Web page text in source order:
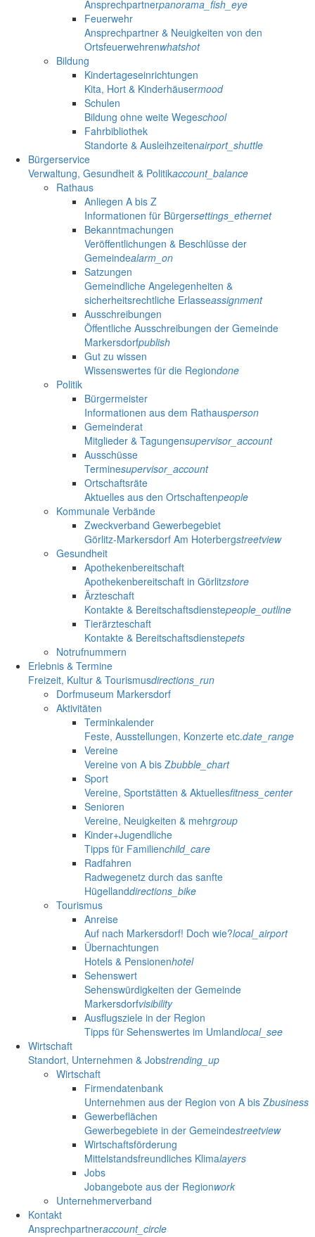
Ansprechpartnerpanorama_fish_eye
Feuerwehr
Ansprechpartner & Neuigkeiten von den
Ortsfeuerwehrenwhatshot
Bildung
Kindertageseinrichtungen
Kita, Hort & Kinderhäusermood
Schulen
Bildung ohne weite Wegeschool
Fahrbibliothek
Standorte & Ausleihzeitenairport_shuttle
Bürgerservice
Verwaltung, Gesundheit & Politikaccount_balance
Rathaus
Anliegen A bis Z
Informationen für Bürgersettings_ethernet
Bekanntmachungen
Veröffentlichungen & Beschlüsse der
Gemeindealarm_on
Satzungen
Gemeindliche Angelegenheiten &
sicherheitsrechtliche Erlasseassignment
Ausschreibungen
Öffentliche Ausschreibungen der Gemeinde
Markersdorfpublish
Gut zu wissen
Wissenswertes für die Regiondone
Politik
Bürgermeister
Informationen aus dem Rathausperson
Gemeinderat
Mitglieder & Tagungensupervisor_account
Ausschüsse
Terminesupervisor_account
Ortschaftsräte
Aktuelles aus den Ortschaftenpeople
Kommunale Verbände
Zweckverband Gewerbegebiet
Görlitz-Markersdorf Am Hoterbergstreetview
Gesundheit
Apothekenbereitschaft
Apothekenbereitschaft in Görlitzstore
Ärzteschaft
Kontakte & Bereitschaftsdienstepeople_outline
Tierärzteschaft
Kontakte & Bereitschaftsdienstepets
Notrufnummern
Erlebnis & Termine
Freizeit, Kultur & Tourismusdirections_run
Dorfmuseum Markersdorf
Aktivitäten
Terminkalender
Feste, Ausstellungen, Konzerte etc.date_range
Vereine
Vereine von A bis Zbubble_chart
Sport
Vereine, Sportstätten & Aktuellesfitness_center
Senioren
Vereine, Neuigkeiten & mehrgroup
Kinder+Jugendliche
Tipps für Familienchild_care
Radfahren
Radwegenetz durch das sanfte
Hügellanddirections_bike
Tourismus
Anreise
Auf nach Markersdorf! Doch wie?local_airport
Übernachtungen
Hotels & Pensionenhotel
Sehenswert
Sehenswürdigkeiten der Gemeinde
Markersdorfvisibility
Ausflugsziele in der Region
Tipps für Sehenswertes im Umlandlocal_see
Wirtschaft
Standort, Unternehmen & Jobstrending_up
Wirtschaft
Firmendatenbank
Unternehmen aus der Region von A bis Zbusiness
Gewerbeflächen
Gewerbegebiete in der Gemeindestreetview
Wirtschaftsförderung
Mittelstandsfreundliches Klimalayers
Jobs
Jobangebote aus der Regionwork
Unternehmerverband
Kontakt
Ansprechpartneraccount_circle